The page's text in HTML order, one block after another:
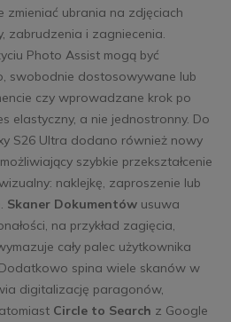
zmieniać ubrania na zdjęciach
zabrudzenia i zagniecenia.
Photo Assist mogą być
swobodnie dostosowywane lub
czy wprowadzane krok po
elastyczny, a nie jednostronny. Do
S26 Ultra dodano również nowy
szybkie przekształcenie
naklejkę, zaproszenie lub
Skaner Dokumentówusuwa
na przykład zagięcia,
cały palec użytkownika
spina wiele skanów w
digitalizację paragonów,
Circle to Search z Google